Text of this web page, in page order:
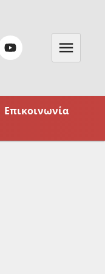
Επικοινωνία